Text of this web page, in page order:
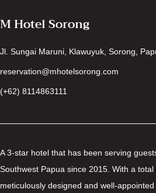
M Hotel Sorong
Jl. Sungai Maruni, Klawuyuk, Sorong,
reservation@mhotelsorong.com
(+62) 8114863111
A 3-star hotel that has been serving
Southwest Papua since 2015. With a total
meticulously designed and well-